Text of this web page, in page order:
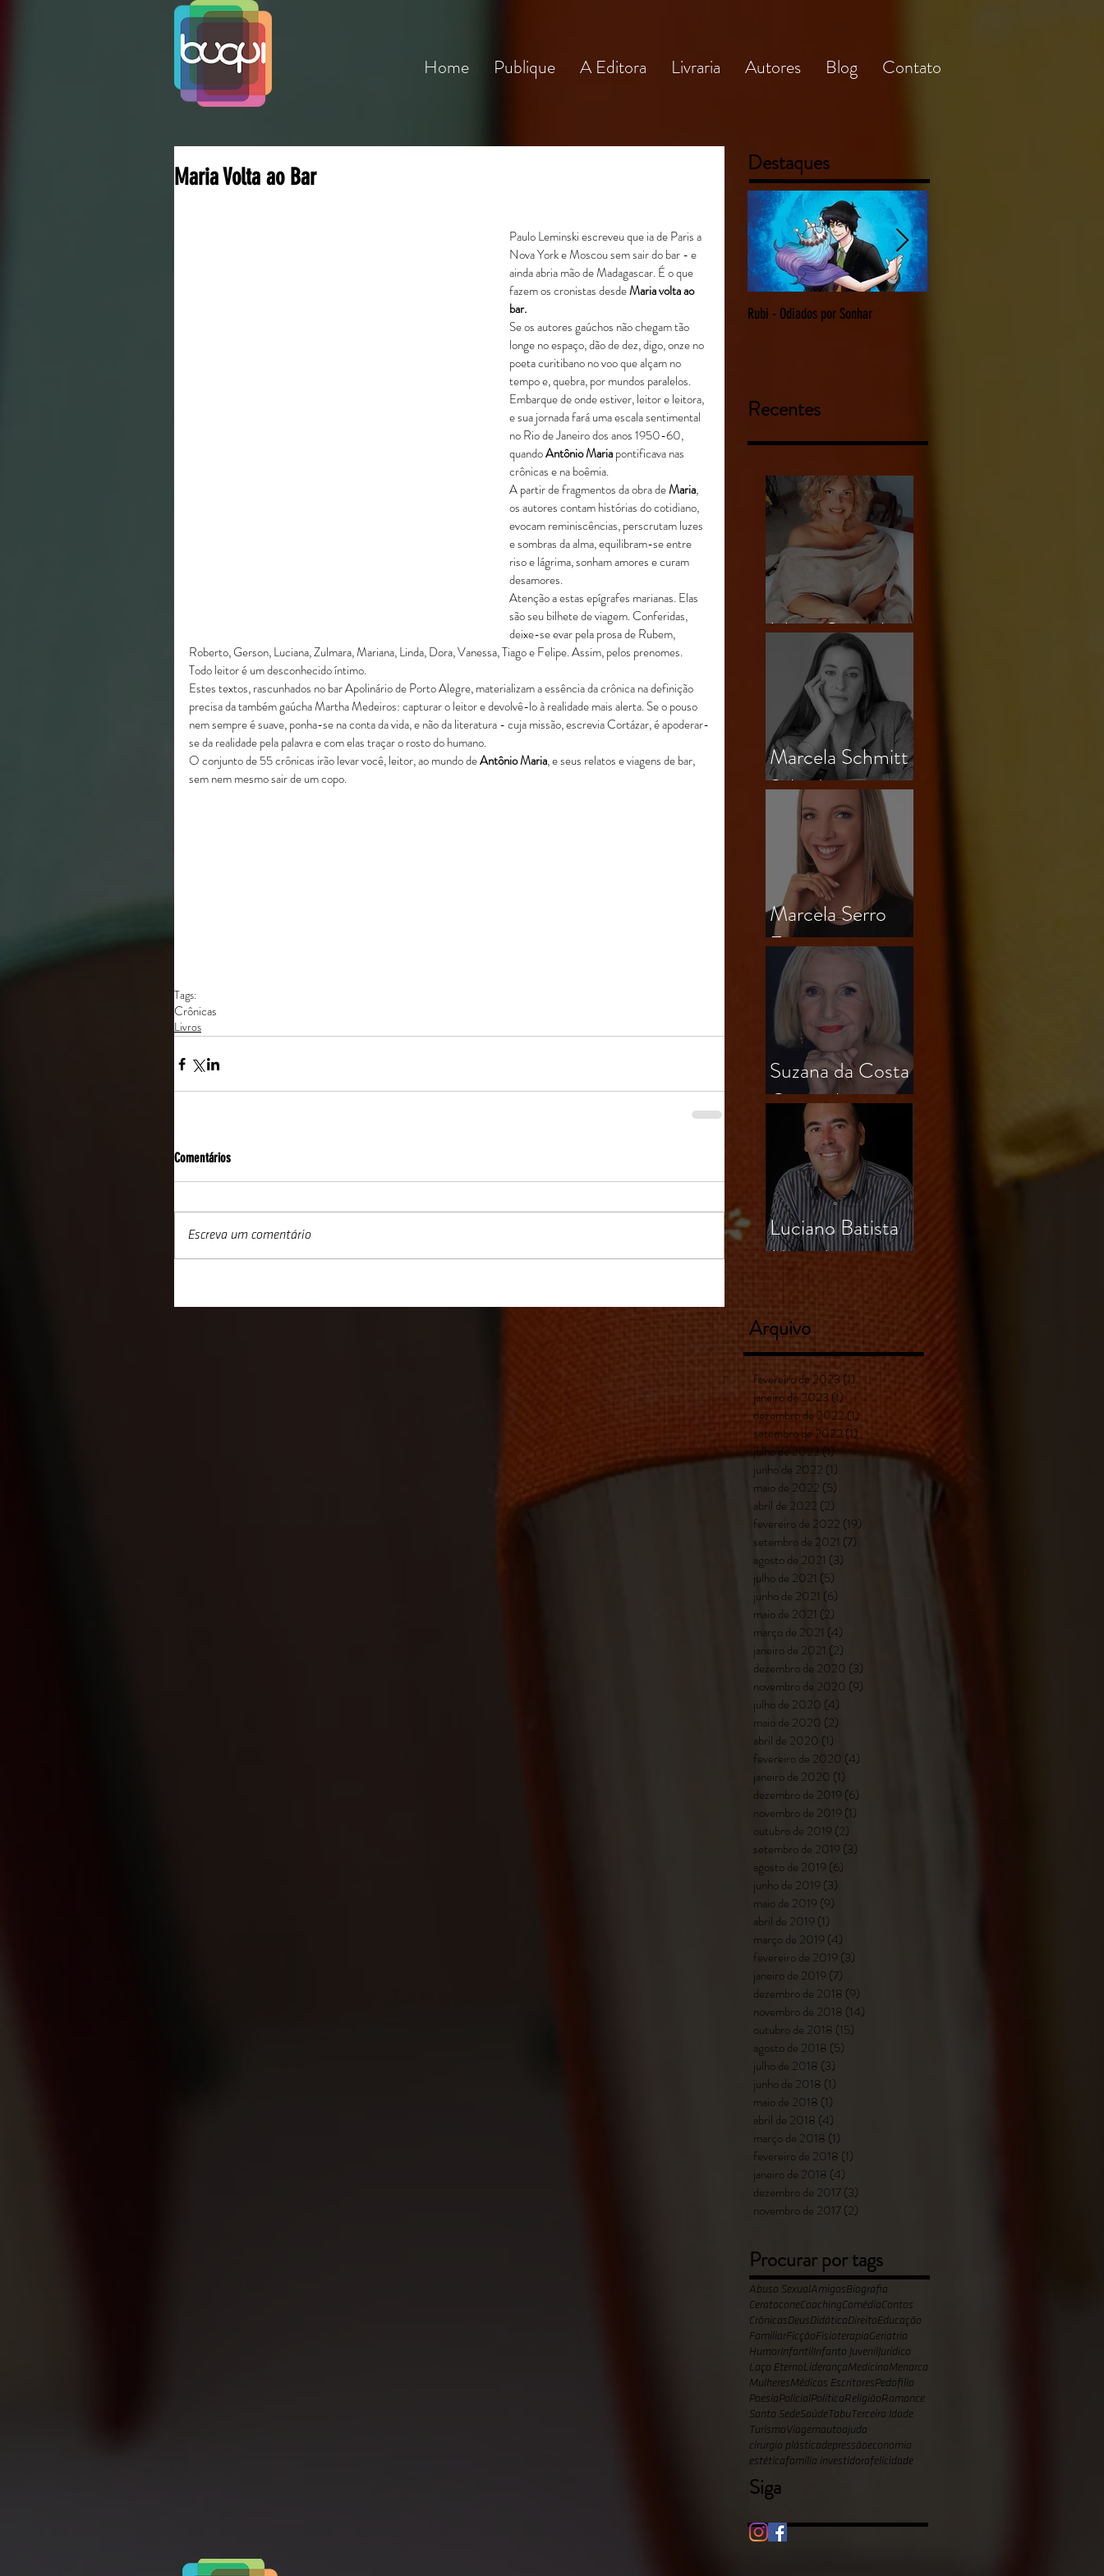
Home Publique A Editora Livraria Autores Blog Contato
Maria Volta ao Bar
Paulo Leminski escreveu que ia de Paris a
Nova York e Moscou sem sair do bar - e
ainda abria mão de Madagascar. É o que
fazem os cronistas desde Maria volta ao
bar.
Se os autores gaúchos não chegam tão
longe no espaço, dão de dez, digo, onze no
poeta curitibano no voo que alçam no
tempo e, quebra, por mundos paralelos.
Embarque de onde estiver, leitor e leitora,
e sua jornada fará uma escala sentimental
no Rio de Janeiro dos anos 1950-60,
quando Antônio Maria pontificava nas
crônicas e na boêmia.
A partir de fragmentos da obra de Maria,
os autores contam histórias do cotidiano,
evocam reminiscências, perscrutam luzes
e sombras da alma, equilibram-se entre
riso e lágrima, sonham amores e curam
desamores.
Atenção a estas epígrafes marianas. Elas
são seu bilhete de viagem. Conferidas,
deixe-se evar pela prosa de Rubem,
Roberto, Gerson, Luciana, Zulmara, Mariana, Linda, Dora, Vanessa, Tiago e Felipe. Assim, pelos prenomes.
Todo leitor é um desconhecido íntimo.
Estes textos, rascunhados no bar Apolinário de Porto Alegre, materializam a essência da crônica na definição
precisa da também gaúcha Martha Medeiros: capturar o leitor e devolvê-lo à realidade mais alerta. Se o pouso
nem sempre é suave, ponha-se na conta da vida, e não da literatura - cuja missão, escrevia Cortázar, é apoderar-
se da realidade pela palavra e com elas traçar o rosto do humano.
O conjunto de 55 crônicas irão levar você, leitor, ao mundo de Antônio Maria, e seus relatos e viagens de bar,
sem nem mesmo sair de um copo.
Tags:
Crônicas
Livros
Comentários
Escreva um comentário
Destaques
Rubi - Odiados por Sonhar
Recentes
Liliam Carmela
Marcela Schmitt
Salvador
Marcela Serro
Frasson
Suzana da Costa
Outeiral
Luciano Batista
Miranda
Arquivo
fevereiro de 2023 (1)
janeiro de 2023 (1)
dezembro de 2022 (1)
setembro de 2022 (1)
julho de 2022(1)1 post
junho de 2022 (1)
maio de 2022 (5)
abril de 2022 (2)
fevereiro de 2022 (19)
setembro de 2021 (7)
agosto de 2021 (3)
julho de 2021 (5)
junho de 2021 (6)
maio de 2021 (2)
março de 2021 (4)
janeiro de 2021 (2)
dezembro de 2020 (3)
novembro de 2020 (9)
julho de 2020 (4)
maio de 2020 (2)
abril de 2020 (1)
fevereiro de 2020 (4)
janeiro de 2020 (1)
dezembro de 2019 (6)
novembro de 2019 (1)
outubro de 2019 (2)
setembro de 2019 (3)
agosto de 2019 (6)
junho de 2019 (3)
maio de 2019 (9)
abril de 2019 (1)
março de 2019 (4)
fevereiro de 2019 (3)
janeiro de 2019 (7)
dezembro de 2018 (9)
novembro de 2018 (14)
outubro de 2018 (15)
agosto de 2018 (5)
julho de 2018 (3)
junho de 2018 (1)
maio de 2018 (1)
abril de 2018 (4)
março de 2018 (1)
fevereiro de 2018 (1)
janeiro de 2018 (4)
dezembro de 2017(3)
novembro de 2017(2)
Procurar por tags
Abuso SexualAmigosBiografia
CeratoconeCoachingComédiaContos
CrônicasDeusDidáticaDireitoEducação
FamiliarFicçãoFisioterapiaGeriatria
HumorInfantilInfanto JuvenilJurídico
Laço EternoLiderançaMedicinaMenarca
MulheresMédicos EscritoresPedofilia
PoesiaPolicialPoliticaReligiãoRomance
Santa SedeSaúdeTabuTerceira Idade
Turismo Viagemautoajuda
cirurgia plásticadepressãoeconomia
estéticafamília investidorafelicidade
Siga